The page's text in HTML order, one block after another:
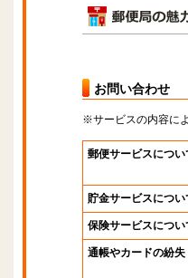
お問い合わせ
※サービスの内容に
郵便サービスについ
貯金サービスについ
保険サービスについ
通帳やカードの紛